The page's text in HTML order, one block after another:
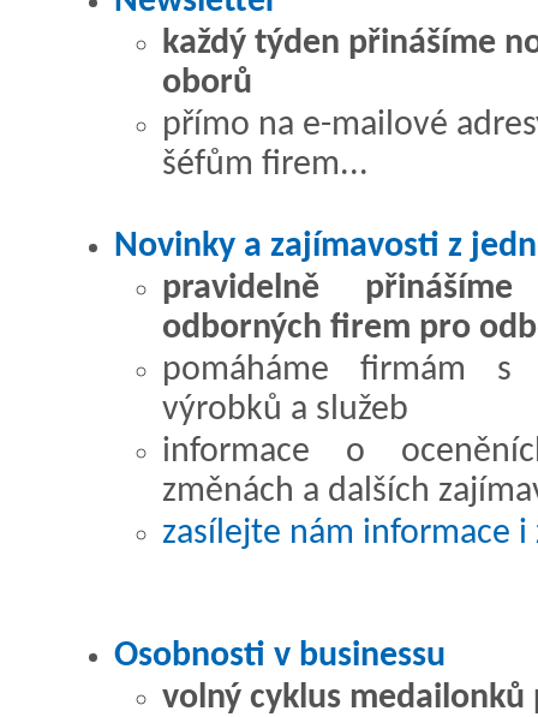
každý týden přinášíme
oborů
přímo na e-mailové
šéfům firem...
Novinky a zajímavosti z
pravidelně
odborných firem pro
pomáháme firmám s
výrobků a služeb
informace o
změnách a dalších
zasílejte nám informace i
Osobnosti v businessu
volný cyklus